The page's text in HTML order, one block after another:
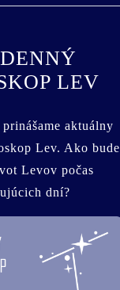
LEV
aktuálny
Lev. Ako bude
Levov počas
dní?